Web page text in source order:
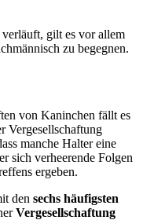
gilt es vor allem
zu begegnen.
von Kaninchen fällt es
Vergesellschaftung
manche Halter eine
sich verheerende Folgen
ergeben.
den sechs häufigsten
Vergesellschaftung